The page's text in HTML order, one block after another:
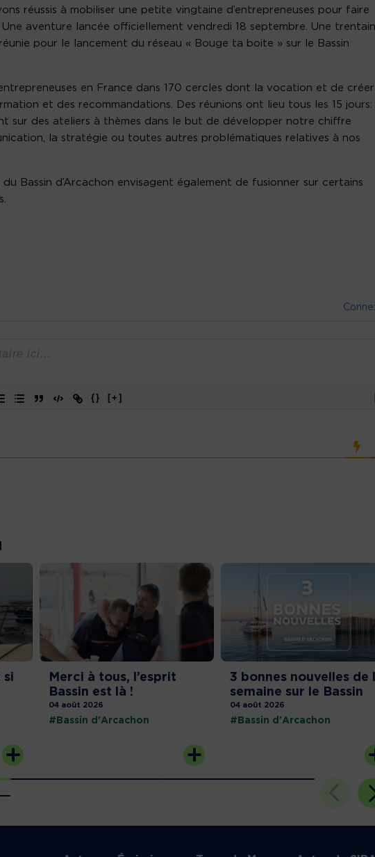
réussis à mobiliser une petite vingtaine d’entrepreneuses pour faire
aventure lancée officiellement vendredi 18 septembre. Une
pour le lancement du réseau « Bouge ta boite » sur le Bassin
en France dans 170 cercles dont la vocation et de
et des recommandations. Des réunions ont lieu tous les 15 jours:
sur des ateliers à thèmes dans le but de développer notre chiffre
la stratégie ou toutes autres problématiques relatives à nos
Bassin d’Arcachon envisagent également de fusionner sur certains
{} [+]
si
Merci à tous, l’esprit
Bassin est là !
04 août 2026
#Bassin d'Arcachon
3 bonnes nouvelles de
semaine sur le Bassin
04 août 2026
#Bassin d'Arcachon